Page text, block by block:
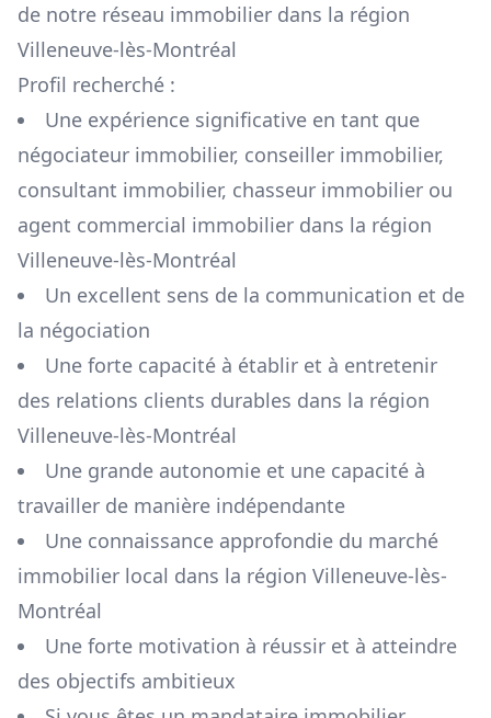
de notre réseau immobilier dans la région
Villeneuve-lès-Montréal
Profil recherché :
Une expérience significative en tant que
négociateur immobilier, conseiller immobilier,
consultant immobilier, chasseur immobilier ou
agent commercial immobilier dans la région
Villeneuve-lès-Montréal
Un excellent sens de la communication et de
la négociation
Une forte capacité à établir et à entretenir
des relations clients durables dans la région
Villeneuve-lès-Montréal
Une grande autonomie et une capacité à
travailler de manière indépendante
Une connaissance approfondie du marché
immobilier local dans la région Villeneuve-lès-
Montréal
Une forte motivation à réussir et à atteindre
des objectifs ambitieux